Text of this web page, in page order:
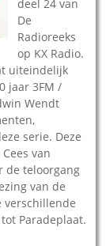
deel 24 van
De
Radioreeks
op KX Radio.
uiteindelijk
jaar 3FM /
Wendt
serie. Deze
van
de teloorgang
van de
verschillende
Paradeplaat.